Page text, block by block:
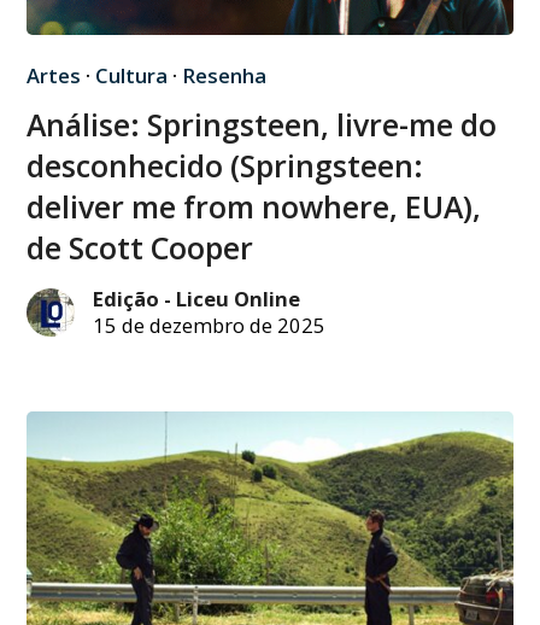
Artes · Cultura · Resenha
Análise: Springsteen, livre-me do
desconhecido (Springsteen:
deliver me from nowhere, EUA),
de Scott Cooper
Edição - Liceu Online
15 de dezembro de 2025